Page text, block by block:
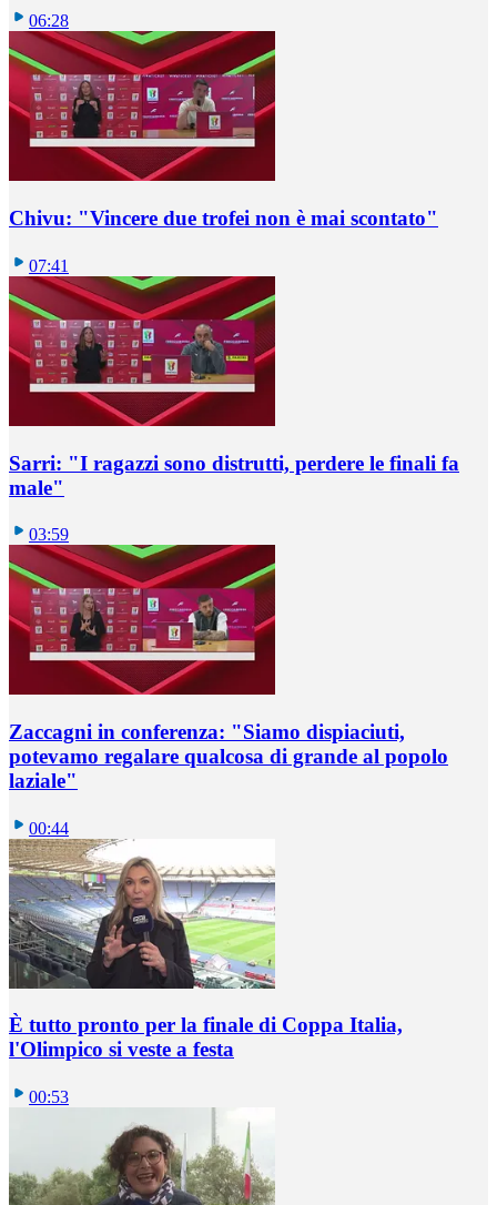
06:28
Chivu: "Vincere due trofei non è mai scontato"
07:41
Sarri: "I ragazzi sono distrutti, perdere le finali fa
male"
03:59
Zaccagni in conferenza: "Siamo dispiaciuti,
potevamo regalare qualcosa di grande al popolo
laziale"
00:44
È tutto pronto per la finale di Coppa Italia,
l'Olimpico si veste a festa
00:53